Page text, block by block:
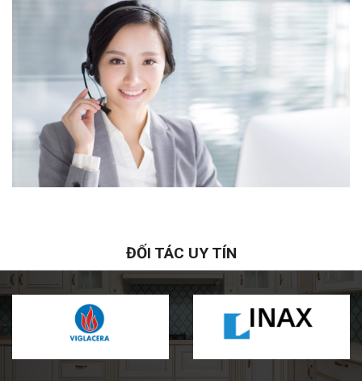
ĐỐI TÁC UY TÍN